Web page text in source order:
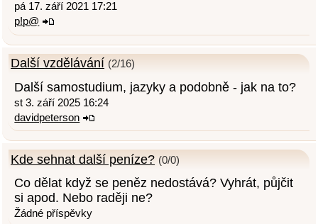
pá 17. září 2021 17:21
p!p@
Další vzdělávání (2/16)
Další samostudium, jazyky a podobně - jak na to?
st 3. září 2025 16:24
davidpeterson
Kde sehnat další peníze? (0/0)
Co dělat když se peněz nedostává? Vyhrát, půjčit
si apod. Nebo raději ne?
Žádné příspěvky